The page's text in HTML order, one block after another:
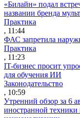
«Билайн» подал
названии бренда
Практика
, 11:44
ФАС запретила
Практика
, 11:23
IT-бизнес просит
для обучения ИИ
Законодательство
, 10:59
Утренний обзор за 6
иностранной